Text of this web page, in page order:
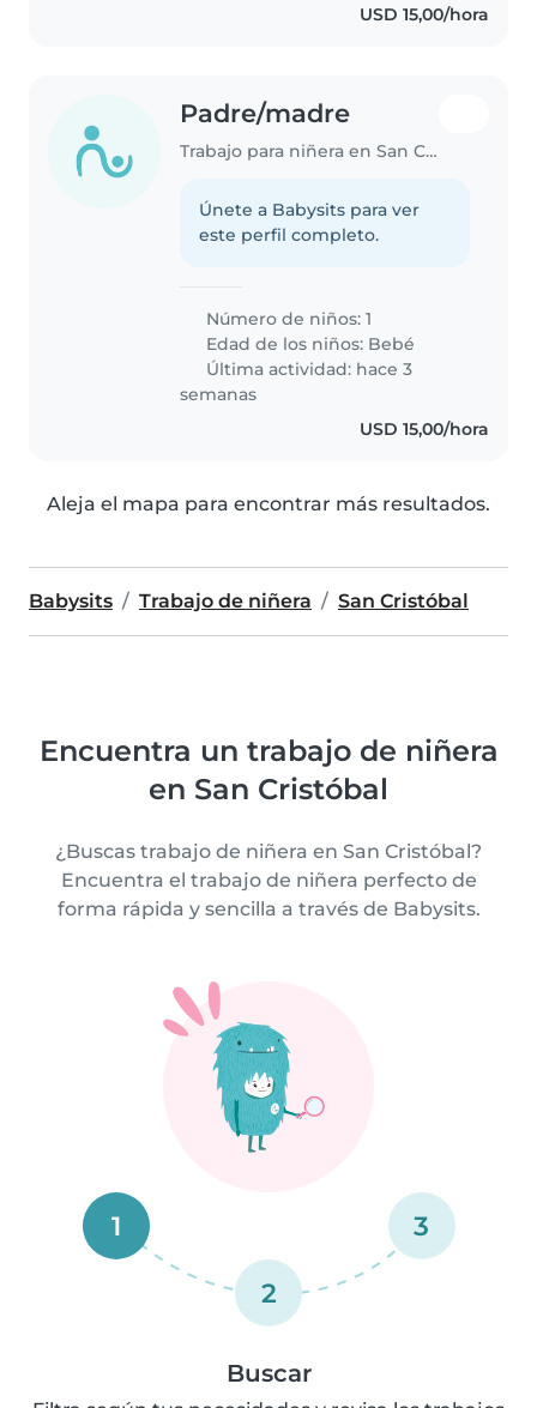
USD 15,00/hora
Padre/madre
Trabajo para niñera en San Cristóbal
Únete a Babysits para ver
este perfil completo.
Número de niños: 1
Edad de los niños: Bebé
Última actividad: hace 3
semanas
USD 15,00/hora
Aleja el mapa para encontrar más resultados.
Babysits Trabajo de niñera San Cristóbal
Encuentra un trabajo de niñera
en San Cristóbal
¿Buscas trabajo de niñera en San Cristóbal?
Encuentra el trabajo de niñera perfecto de
forma rápida y sencilla a través de Babysits.
1
2
3
Buscar